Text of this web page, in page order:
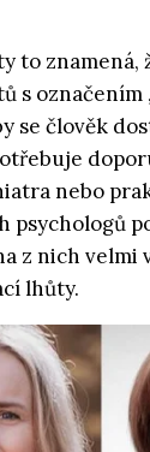
to znamená,
s označením
se člověk
nebo
psychologů
z nich velmi
lhůty.